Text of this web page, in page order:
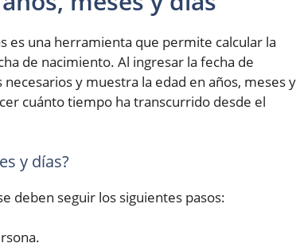
es una herramienta que permite calcular la
de nacimiento. Al ingresar la fecha de
y muestra la edad en años, meses y
cuánto tiempo ha transcurrido desde el
y días?
deben seguir los siguientes pasos: